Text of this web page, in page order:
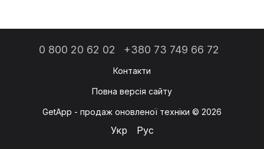
0 800 20 62 02 +380 73 749 66 72
Контакти
Повна версія сайту
GetApp - продаж оновленої техніки © 2026
Укр Рус